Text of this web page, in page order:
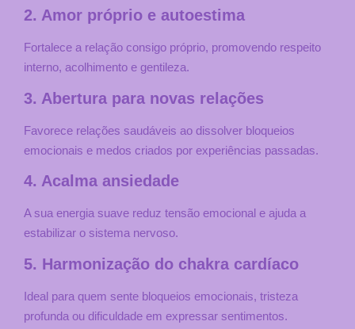
2. Amor próprio e autoestima
Fortalece a relação consigo próprio, promovendo respeito
interno, acolhimento e gentileza.
3. Abertura para novas relações
Favorece relações saudáveis ao dissolver bloqueios
emocionais e medos criados por experiências passadas.
4. Acalma ansiedade
A sua energia suave reduz tensão emocional e ajuda a
estabilizar o sistema nervoso.
5. Harmonização do chakra cardíaco
Ideal para quem sente bloqueios emocionais, tristeza
profunda ou dificuldade em expressar sentimentos.